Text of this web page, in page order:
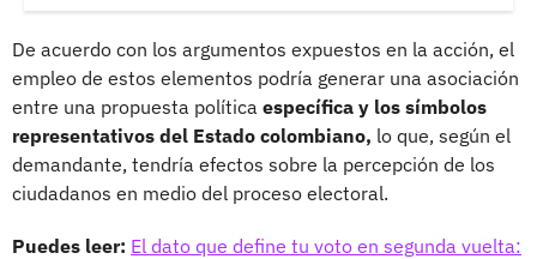
De acuerdo con los argumentos expuestos en la acción, el
empleo de estos elementos podría generar una asociación
entre una propuesta política específica y los símbolos
representativos del Estado colombiano, lo que, según el
demandante, tendría efectos sobre la percepción de los
ciudadanos en medio del proceso electoral.
Puedes leer: El dato que define tu voto en segunda vuelta: